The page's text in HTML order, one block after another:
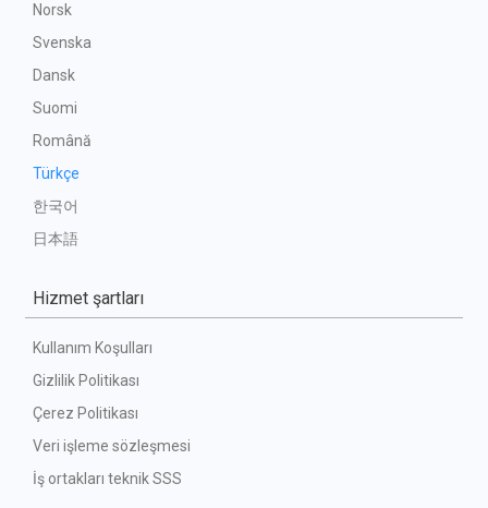
Norsk
Svenska
Dansk
Suomi
Română
Türkçe
한국어
日本語
Hizmet şartları
Kullanım Koşulları
Gizlilik Politikası
Çerez Politikası
Veri işleme sözleşmesi
İş ortakları teknik SSS